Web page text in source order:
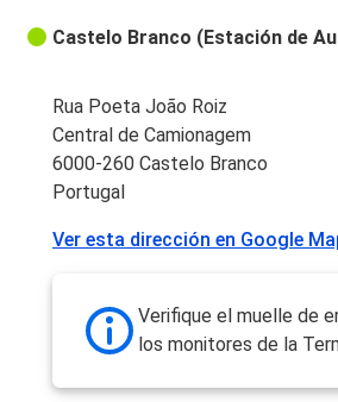
Castelo Branco (Estación de
Rua Poeta João Roiz
Central de Camionagem
6000-260 Castelo Branco
Portugal
Ver esta dirección en Google
Verifique el muelle de
los monitores de la